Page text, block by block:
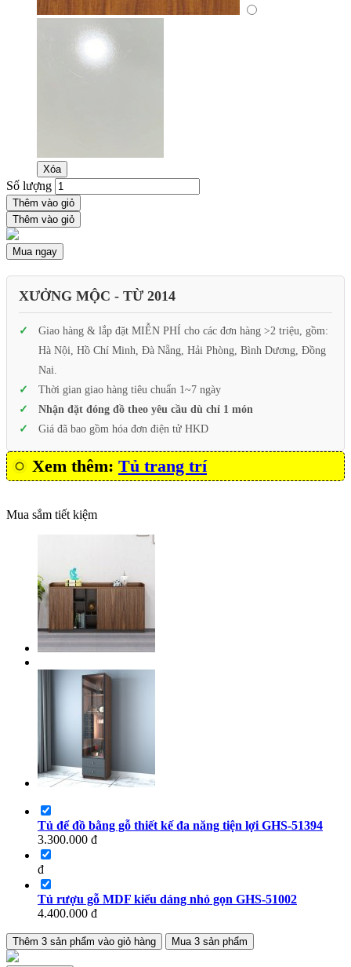
Xóa
Số lượng
Thêm vào giỏ
Thêm vào giỏ
Mua ngay
XƯỞNG MỘC - TỪ 2014
Giao hàng & lắp đặt MIỄN PHÍ cho các đơn hàng >2 triệu, gồm:
Hà Nội, Hồ Chí Minh, Đà Nẵng, Hải Phòng, Bình Dương, Đồng
Nai.
Thời gian giao hàng tiêu chuẩn 1~7 ngày
Nhận đặt đóng đồ theo yêu cầu dù chỉ 1 món
Giá đã bao gồm hóa đơn điện tử HKD
Xem thêm: Tủ trang trí
Mua sắm tiết kiệm
Tủ để đồ bằng gỗ thiết kế đa năng tiện lợi GHS-51394
3.300.000 đ
đ
Tủ rượu gỗ MDF kiểu dáng nhỏ gọn GHS-51002
4.400.000 đ
Thêm 3 sản phẩm vào giỏ hàng Mua 3 sản phẩm